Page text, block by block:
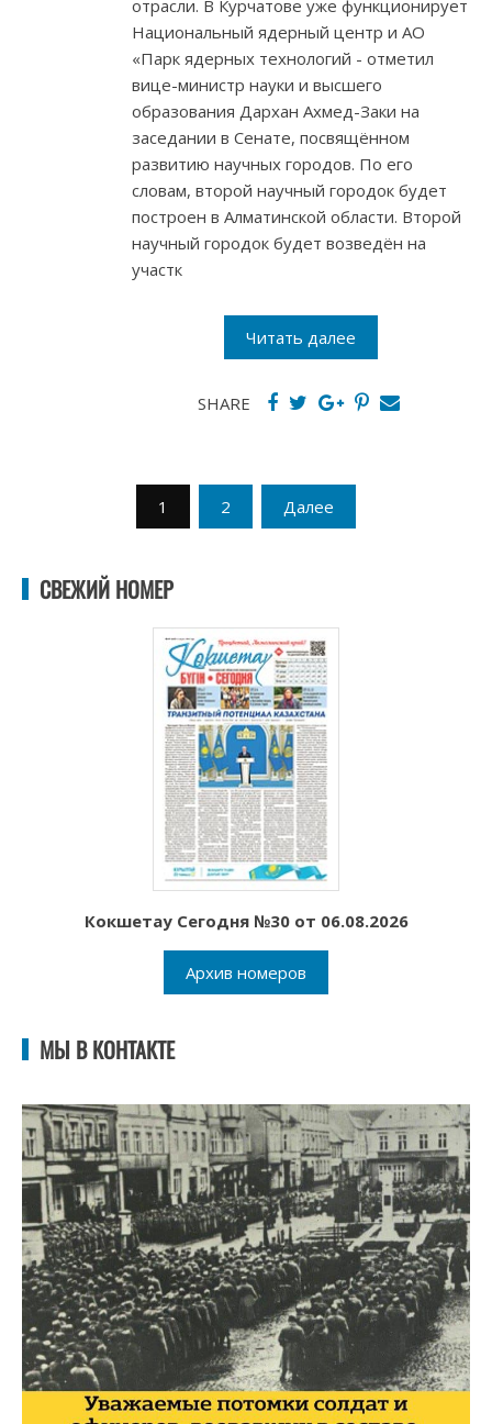
отрасли. В Курчатове уже функционирует
Национальный ядерный центр и АО
«Парк ядерных технологий - отметил
вице-министр науки и высшего
образования Дархан Ахмед-Заки на
заседании в Сенате, посвящённом
развитию научных городов. По его
словам, второй научный городок будет
построен в Алматинской области. Второй
научный городок будет возведён на
участк
Читать далее
SHARE
1 2 Далее
СВЕЖИЙ НОМЕР
Кокшетау Сегодня №30 от 06.08.2026
Архив номеров
МЫ В КОНТАКТЕ